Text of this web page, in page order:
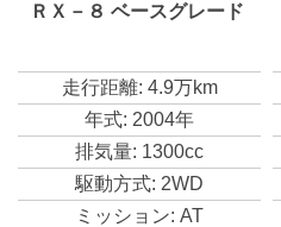
ＲＸ－８ ベースグレード
走行距離: 4.9万km
年式: 2004年
排気量: 1300cc
駆動方式: 2WD
ミッション: AT